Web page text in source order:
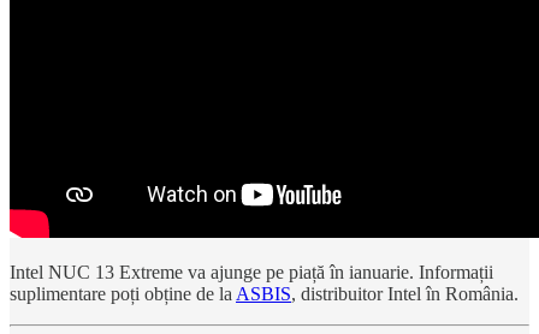
Intel NUC 13 Extreme va ajunge pe piață în ianuarie. Informații
suplimentare poți obține de la ASBIS, distribuitor Intel în România.